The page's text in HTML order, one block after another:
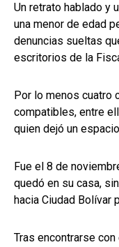
Un retrato hablado y
una menor de edad
denuncias sueltas
escritorios de la
Por lo menos cuatro
compatibles, entre
quien dejó un
Fue el 8 de
quedó en su casa,
hacia Ciudad Bolívar
Tras encontrarse